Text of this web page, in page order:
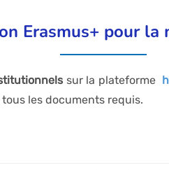
Erasmus+ pour
sur la plateforme
les documents requis.